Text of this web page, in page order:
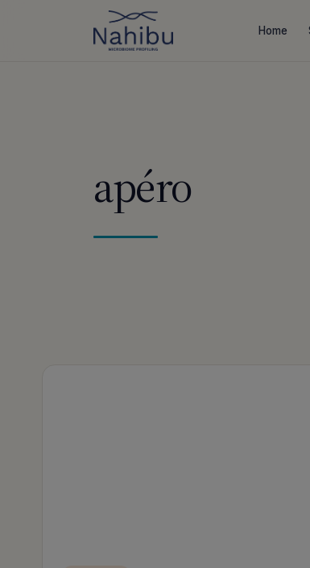
Home
apéro